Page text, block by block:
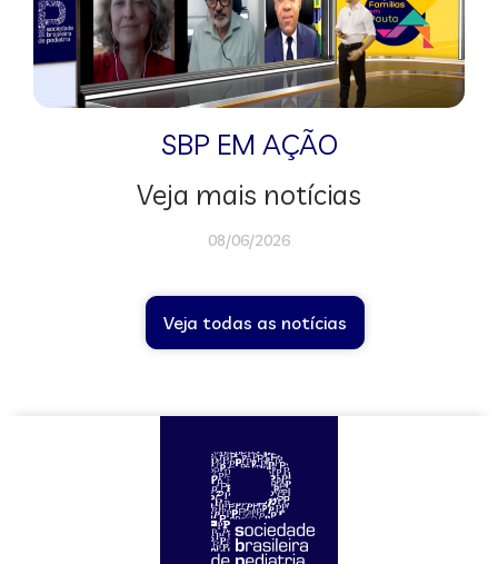
SBP EM AÇÃO
Veja mais notícias
08/06/2026
Veja todas as notícias